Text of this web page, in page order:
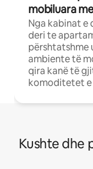
mobiluara
Nga kabinat e
deri te
përshtatshme
ambiente të
qira kanë të
komoditetet e
Kushte dhe